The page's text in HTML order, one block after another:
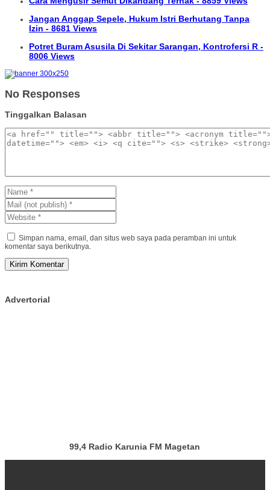
Jangan Anggap Sepele, Hukum Istri Berhutang Tanpa
Izin - 8681 Views
Potret Buram Asusila Di Sekitar Sarangan, Kontrofersi R -
8006 Views
No Responses
Tinggalkan Balasan
Simpan nama, email, dan situs web saya pada peramban ini untuk
komentar saya berikutnya.
Advertorial
99,4 Radio Karunia FM Magetan